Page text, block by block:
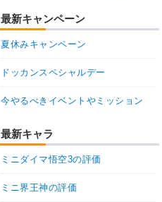
最新キャンペーン
夏休みキャンペーン
ドッカンスペシャルデー
今やるべきイベントやミッション
最新キャラ
ミニダイマ悟空3の評価
ミニ界王神の評価